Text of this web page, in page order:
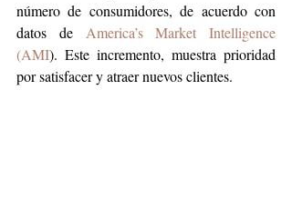
número de consumidores, de acuerdo con
datos de America’s Market Intelligence
(AMI). Este incremento, muestra prioridad
por satisfacer y atraer nuevos clientes.